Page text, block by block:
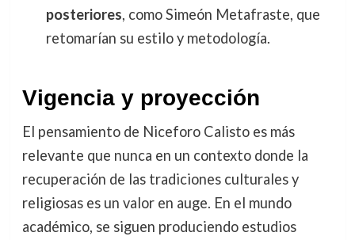
posteriores, como Simeón Metafraste, que
retomarían su estilo y metodología.
Vigencia y proyección
El pensamiento de Niceforo Calisto es más
relevante que nunca en un contexto donde la
recuperación de las tradiciones culturales y
religiosas es un valor en auge. En el mundo
académico, se siguen produciendo estudios